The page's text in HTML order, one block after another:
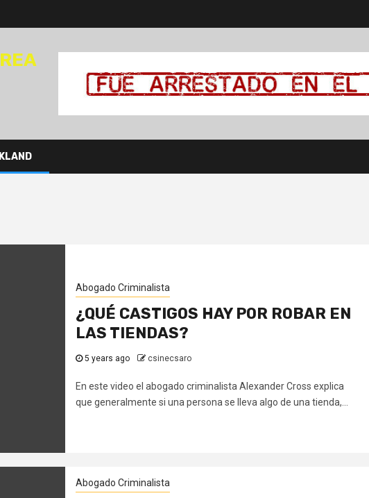
Abogado Criminalista
¿QUÉ CASTIGOS HAY POR ROBAR EN
LAS TIENDAS?
5 years ago csinecsaro
En este video el abogado criminalista Alexander Cross explica
que generalmente si una persona se lleva algo de una tienda,...
Abogado Criminalista